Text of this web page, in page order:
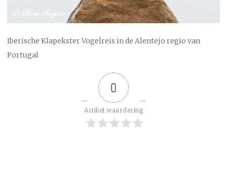
Iberische Klapekster Vogelreis in de Alentejo regio van
Portugal
0
Artikel waardering